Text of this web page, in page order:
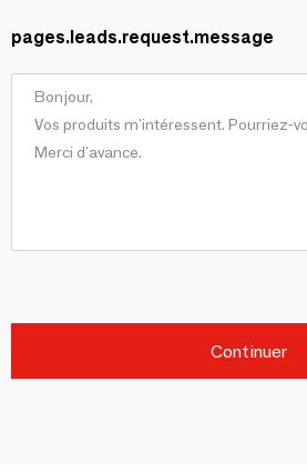
pages.leads.request.message
Continuer